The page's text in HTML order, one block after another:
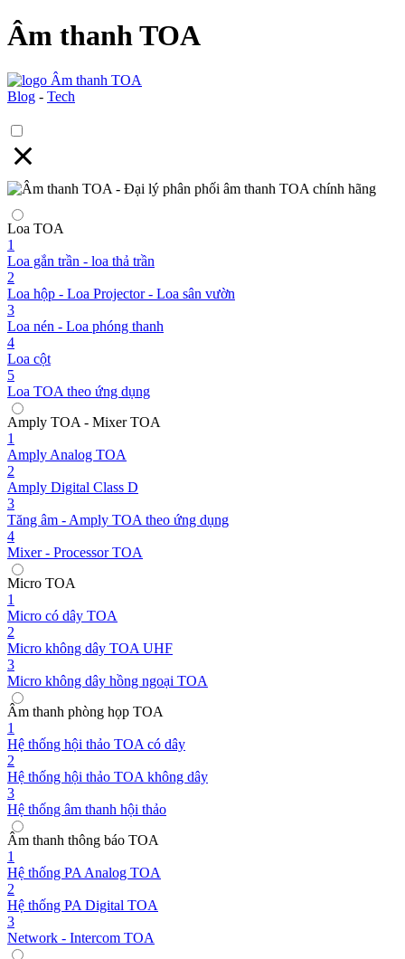
Âm thanh TOA
Blog - Tech
Loa TOA
1
Loa gắn trần - loa thả trần
2
Loa hộp - Loa Projector - Loa sân vườn
3
Loa nén - Loa phóng thanh
4
Loa cột
5
Loa TOA theo ứng dụng
Amply TOA - Mixer TOA
1
Amply Analog TOA
2
Amply Digital Class D
3
Tăng âm - Amply TOA theo ứng dụng
4
Mixer - Processor TOA
Micro TOA
1
Micro có dây TOA
2
Micro không dây TOA UHF
3
Micro không dây hồng ngoại TOA
Âm thanh phòng họp TOA
1
Hệ thống hội thảo TOA có dây
2
Hệ thống hội thảo TOA không dây
3
Hệ thống âm thanh hội thảo
Âm thanh thông báo TOA
1
Hệ thống PA Analog TOA
2
Hệ thống PA Digital TOA
3
Network - Intercom TOA